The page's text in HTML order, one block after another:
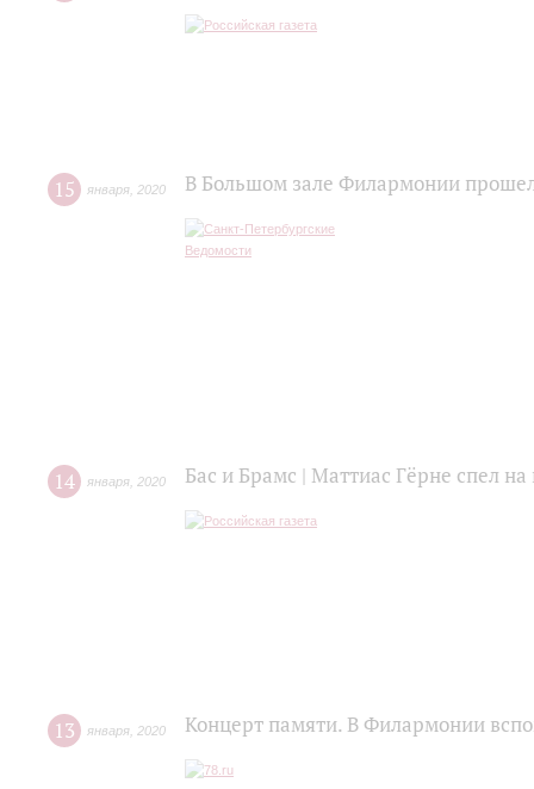
15 января 2020 В Большом зале Филармонии
14 января 2020 Бас и Брамс | Маттиас Гёрне спел
13 января 2020 Концерт памяти. В Филармонии